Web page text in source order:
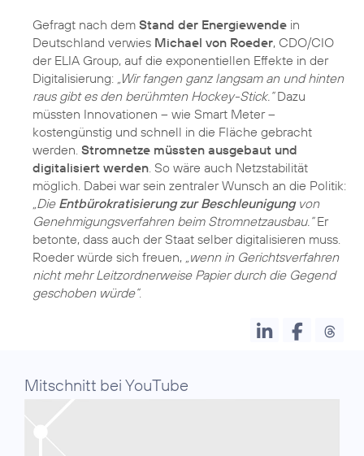
Gefragt nach dem Stand der Energiewende in
Deutschland verwies Michael von Roeder, CDO/CIO
der ELIA Group, auf die exponentiellen Effekte in der
Digitalisierung: „Wir fangen ganz langsam an und hinten
raus gibt es den berühmten Hockey-Stick.“Dazu
müssten Innovationen – wie Smart Meter –
kostengünstig und schnell in die Fläche gebracht
werden. Stromnetze müssten ausgebaut und
digitalisiert werden. So wäre auch Netzstabilität
möglich. Dabei war sein zentraler Wunsch an die Politik:
„Die Entbürokratisierung zur Beschleunigungvon
Genehmigungsverfahren beim Stromnetzausbau.“Er
betonte, dass auch der Staat selber digitalisieren muss.
Roeder würde sich freuen, „wenn in Gerichtsverfahren
nicht mehr Leitzordnerweise Papier durch die Gegend
geschoben würde“.
Mitschnitt bei YouTube